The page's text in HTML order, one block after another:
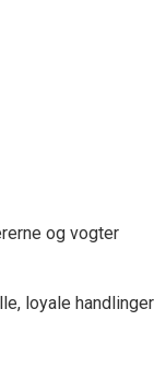
og vogter
loyale handlinger